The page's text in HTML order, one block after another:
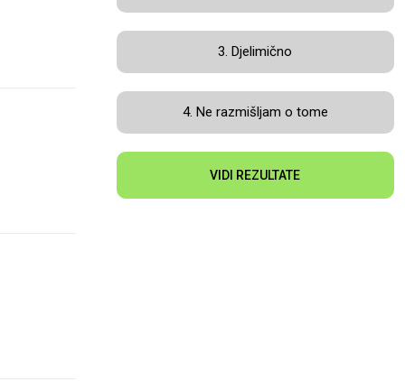
3. Djelimično
4. Ne razmišljam o tome
VIDI REZULTATE